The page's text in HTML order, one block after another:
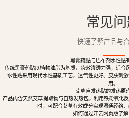
常见
快速了解产品与
黑膏药贴与巴布剂水性贴
传统黑膏药贴以植物油脂为基质，药效渗透力强，适合
水性贴采用现代水性基质工艺，透气性更好、皮肤刺
用。
艾草自发热贴的发热原
产品内含天然艾草提取物与自热发热包，利用铁粉氧化
时，可配合艾草有效成分实现温通经络
如何通过开云网页版了解